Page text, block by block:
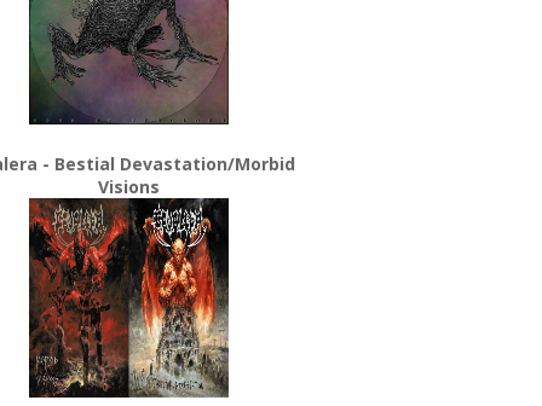
- Bestial Devastation/Morbid
Visions